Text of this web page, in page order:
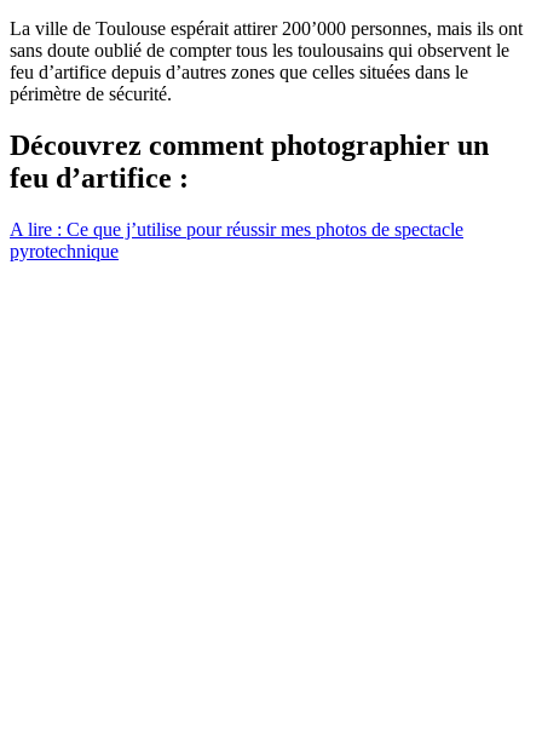
La ville de Toulouse espérait attirer 200’000 personnes, mais ils ont
sans doute oublié de compter tous les toulousains qui observent le
feu d’artifice depuis d’autres zones que celles situées dans le
périmètre de sécurité.
Découvrez comment photographier un
feu d’artifice :
A lire : Ce que j’utilise pour réussir mes photos de spectacle
pyrotechnique